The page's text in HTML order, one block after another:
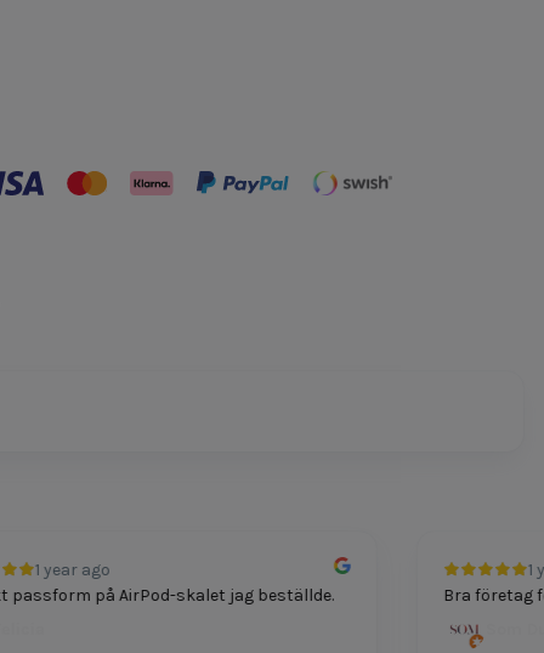
1 year ago
på AirPod-skalet jag beställde.
1
Bra företag
Som Dutt